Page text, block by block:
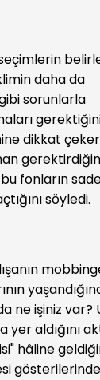
daha da
sorunlarla
dikkat
fonların
söyledi.
ne işiniz var?
aldığını
hâline